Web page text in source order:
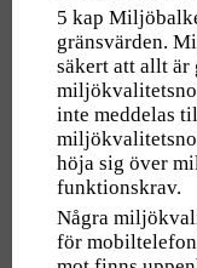
5 kap
gränsvärden.
säkert att allt
inte meddelas
höja sig över
funktionskrav.
Några
för